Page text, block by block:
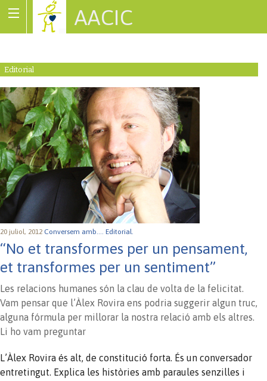
AACIC
Editorial
20 juliol, 2012 Conversem amb.... Editorial.
“No et transformes per un pensament,
et transformes per un sentiment”
Les relacions humanes són la clau de volta de la felicitat.
Vam pensar que l’Àlex Rovira ens podria suggerir algun truc,
alguna fórmula per millorar la nostra relació amb els altres.
Li ho vam preguntar
L’Àlex Rovira és alt, de constitució forta. És un conversador
entretingut. Explica les històries amb paraules senzilles i